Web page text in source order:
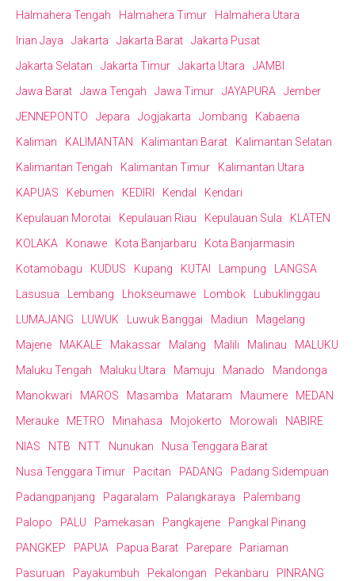
Halmahera Tengah Halmahera Timur
Halmahera Utara
Irian Jaya
Jakarta Jakarta Barat
Jakarta Pusat
Jakarta Selatan
Jakarta Timur Jakarta Utara
JAMBI
Jawa Barat
Jawa Tengah Jawa Timur JAYAPURA
Jember
JENNEPONTO
Jepara Jogjakarta Jombang
Kabaena
Kaliman
KALIMANTAN Kalimantan Barat
Kalimantan Selatan
Kalimantan Tengah
Kalimantan Timur
Kalimantan Utara
KAPUAS
Kebumen KEDIRI Kendal
Kendari
Kepulauan Morotai
Kepulauan Riau Kepulauan Sula
KLATEN
KOLAKA
Konawe Kota Banjarbaru
Kota Banjarmasin
Kotamobagu
KUDUS Kupang KUTAI Lampung
LANGSA
Lasusua
Lembang Lhokseumawe Lombok
Lubuklinggau
LUMAJANG
LUWUK Luwuk Banggai Madiun
Magelang
Majene
MAKALE Makassar Malang Malili Malinau
MALUKU
Maluku Tengah
Maluku Utara Mamuju Manado
Mandonga
Manokwari
MAROS Masamba Mataram Maumere
MEDAN
Merauke
METRO Minahasa Mojokerto Morowali
NABIRE
NIAS
NTB NTT Nunukan
Nusa Tenggara Barat
Nusa Tenggara Timur
Pacitan PADANG
Padang Sidempuan
Padangpanjang
Pagaralam Palangkaraya
Palembang
Palopo
PALU Pamekasan Pangkajene
Pangkal Pinang
PANGKEP
PAPUA Papua Barat Parepare
Pariaman
Pasuruan
Payakumbuh Pekalongan Pekanbaru
PINRANG